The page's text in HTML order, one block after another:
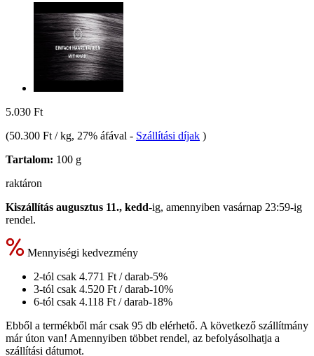
5.030 Ft
(50.300 Ft / kg, 27% áfával - Szállítási díjak )
Tartalom: 100 g
raktáron
Kiszállítás augusztus 11., kedd-ig, amennyiben vasárnap 23:59-ig
rendel.
Mennyiségi kedvezmény
2-tól csak 4.771 Ft / darab-5%
3-tól csak 4.520 Ft / darab-10%
6-tól csak 4.118 Ft / darab-18%
Ebből a termékből már csak 95 db elérhető. A következő szállítmány
már úton van! Amennyiben többet rendel, az befolyásolhatja a
szállítási dátumot.